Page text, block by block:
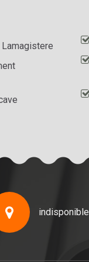
indisponible